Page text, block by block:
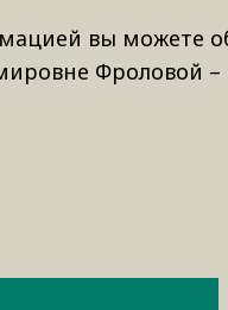
вы можете
Фроловой –